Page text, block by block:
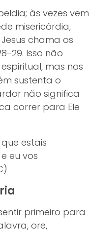
às vezes vem
misericórdia,
chama os
29. Isso não
espiritual, mas nos
sustenta o
não significa
correr para Ele
estais
eu vos
primeiro para
ore,